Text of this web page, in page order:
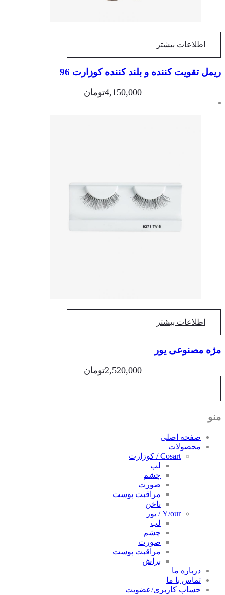
اطلاعات بیشتر
تقویت کننده و بلند کننده کوزارت 96
4,150,000تومان
اطلاعات بیشتر
مصنوعی یور
2,520,000تومان
صفحه اصلی
محصولات
Cosart / کوزارت
لب
چشم
صورت
مراقبت پوست
ناخن
Y/our / یور
لب
چشم
صورت
مراقبت پوست
براش
درباره ما
تماس با ما
حساب کاربری/عضویت